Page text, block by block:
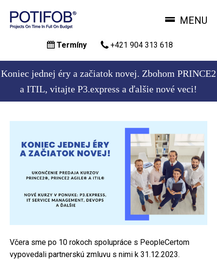
hlavný
obsah
MENU
Termíny +421 904 313 618
Koniec jednej éry a začiatok novej. Zbohom PRINCE2
a ITIL, vitajte P3.express a ďalšie nové veci!
Včera sme po 10 rokoch spolupráce s PeopleCertom
vypovedali partnerskú zmluvu s nimi k 31.12.2023.